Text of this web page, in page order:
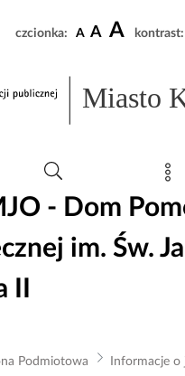
czcionka: A A A kontrast:
Miasto
- Dom
im. Św.
II
Podmiotowa
Informacje o